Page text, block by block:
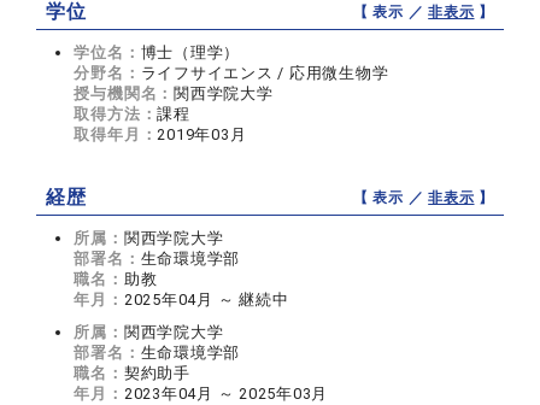
学位 【 表示 ／非表示 】
学位名： 博士（理学）
分野名： ライフサイエンス / 応用微生物学
授与機関名： 関西学院大学
取得方法：課程
取得年月：2019年03月
経歴 【 表示 ／非表示 】
所属： 関西学院大学
部署名： 生命環境学部
職名： 助教
年月： 2025年04月 ～ 継続中
所属： 関西学院大学
部署名： 生命環境学部
職名： 契約助手
年月： 2023年04月 ～ 2025年03月